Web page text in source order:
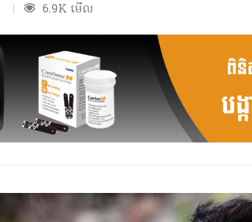
| 6.9K មើល